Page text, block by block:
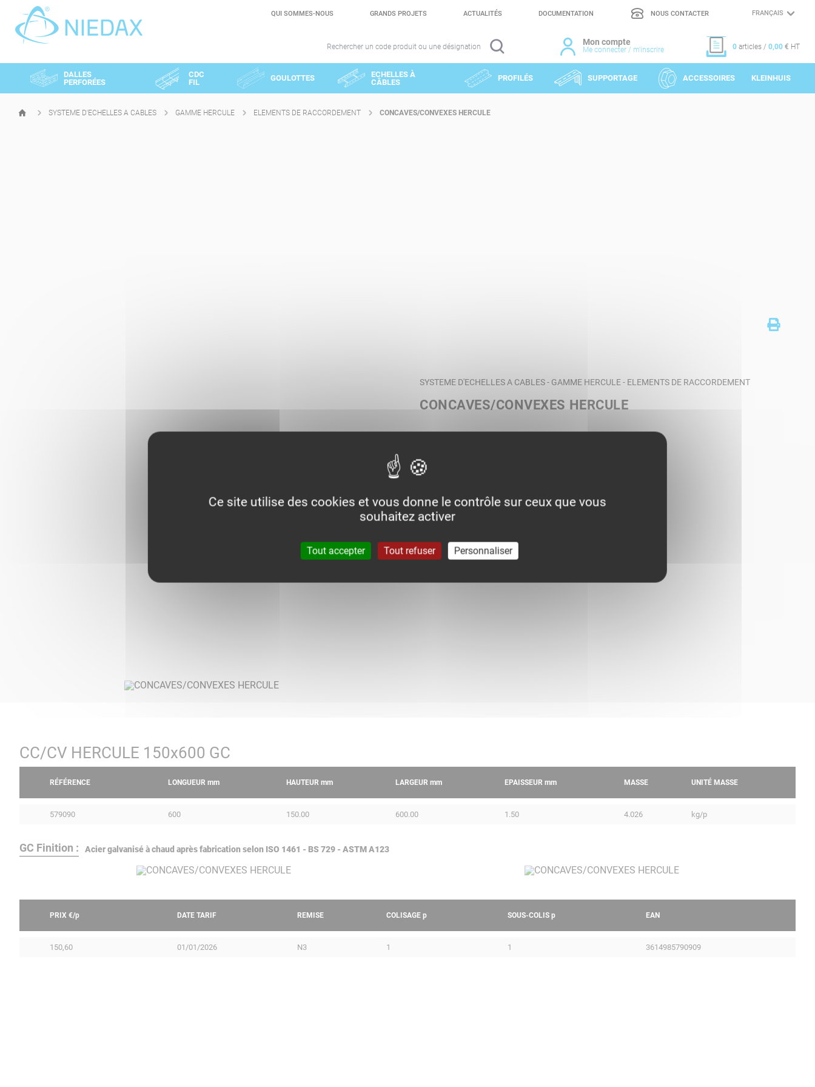
QUI SOMMES-NOUS GRANDS PROJETS ACTUALITÉS DOCUMENTATION NOUS CONTACTER
CHOIX
Rechercher un code produit ou une désignation Mon compte
Me connecter / m'inscrire 0 articles / 0,00 € HT
DALLES
PERFORÉES
CDC
FIL
GOULOTTES
ECHELLES À
CÂBLES
PROFILÉS SUPPORTAGE ACCESSOIRES KLEINHUIS
PAGE
SYSTEME D'ECHELLES A CABLES GAMME HERCULE ELEMENTS DE RACCORDEMENT CONCAVES/CONVEXES HERCULE
SYSTEME D'ECHELLES A CABLES - GAMME HERCULE - ELEMENTS DE RACCORDEMENT
CONCAVES/CONVEXES HERCULE
CC/CV HERCULE 150x600 GC
RÉFÉRENCE LONGUEUR mm HAUTEUR mm LARGEUR mm EPAISSEUR mm MASSE UNITÉ MASSE
579090 600 150.00 600.00 1.50 4.026 kg/p
GC Finition : Acier galvanisé à chaud après fabrication selon ISO 1461 - BS 729 - ASTM A123
PRIX €/p DATE TARIF REMISE COLISAGE p SOUS-COLIS p EAN
150,60 01/01/2026 N3 1 1 3614985790909
Panneau de gestion des cookies
Ce site utilise des cookies et vous donne le contrôle sur ceux que vous
souhaitez activer
Tout accepter Tout refuser Personnaliser